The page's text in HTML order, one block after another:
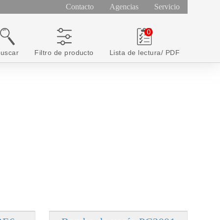
Contacto Agencias Servicio
Filtro de producto Lista de lectura/ PDF